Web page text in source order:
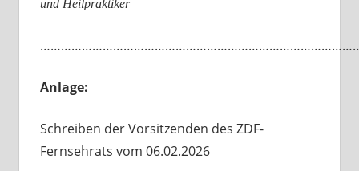
und Heilpraktiker
Anlage:
Schreiben der Vorsitzenden des ZDF-
Fernsehrats vom 06.02.2026